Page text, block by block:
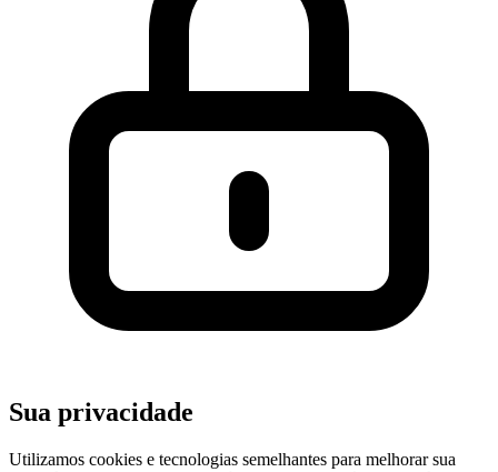
Sua privacidade
Utilizamos cookies e tecnologias semelhantes para melhorar sua